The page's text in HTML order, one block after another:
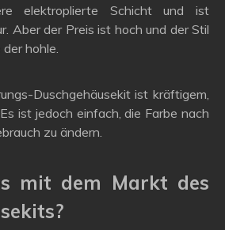
elektroplierte Schicht und ist
Aber der Preis ist hoch und der Stil
hohle.
Duschgehäusekit ist kräftigem,
ist jedoch einfach, die Farbe nach
zu ändern.
mit dem Markt des